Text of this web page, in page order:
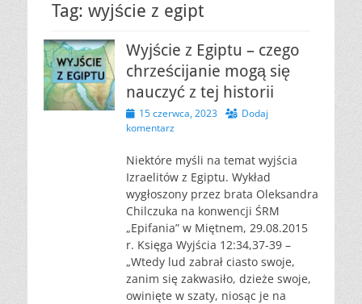
Tag: wyjście z egipt
Wyjście z Egiptu – czego
chrześcijanie mogą się
nauczyć z tej historii
Opublikowano
15 czerwca, 2023
Dodaj
komentarz
Niektóre myśli na temat wyjścia
Izraelitów z Egiptu. Wykład
wygłoszony przez brata Oleksandra
Chilczuka na konwencji ŚRM
„Epifania” w Miętnem, 29.08.2015
r. Księga Wyjścia 12:34,37-39 –
„Wtedy lud zabrał ciasto swoje,
zanim się zakwasiło, dzieże swoje,
owinięte w szaty, niosąc je na